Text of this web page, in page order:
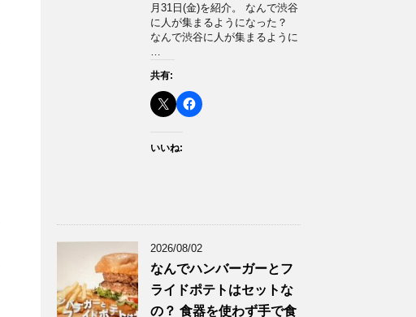
月31日(金)を紹介。 なんで渋谷
に人が集まるようになった？
なんで渋谷に人が集まるように
…
共有:
いいね:
2026/08/02
なんでハンバーガーとフ
ライドポテトはセットな
の？ 食器を使わず手で食